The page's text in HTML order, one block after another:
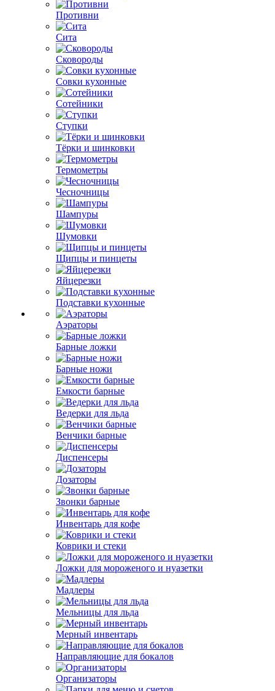
Противни
Сита
Сковороды
Совки кухонные
Сотейники
Ступки
Тёрки и шинковки
Термометры
Чесночницы
Шампуры
Шумовки
Щипцы и пинцеты
Яйцерезки
Подставки кухонные
Аэраторы
Барные ложки
Барные ножи
Емкости барные
Ведерки для льда
Венчики барные
Диспенсеры
Дозаторы
Звонки барные
Инвентарь для кофе
Коврики и стеки
Ложки для мороженого и нуазетки
Мадлеры
Мельницы для льда
Мерный инвентарь
Направляющие для бокалов
Организаторы